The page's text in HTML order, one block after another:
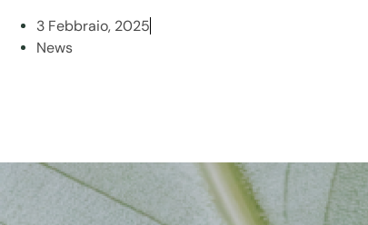
3 Febbraio, 2025
News